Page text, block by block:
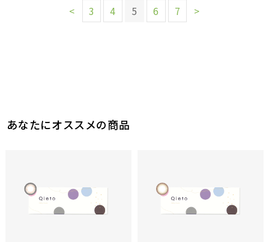
< 3 4 5 6 7 >
あなたにオススメの商品